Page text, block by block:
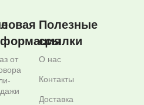
от
Полезные
ссылки
О нас
Контакты
Доставка